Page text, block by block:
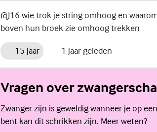
@J16 wie trok je string omhoog en
boven hun broek zie omhoog trekken
15 jaar 1 jaar geleden
Vragen over
Zwanger zijn is geweldig wanneer je op
bent kan dit schrikken zijn. Meer weten?